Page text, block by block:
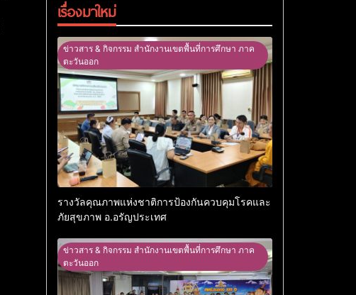
เรื่องมาใหม่
ข่าวสาร & กิจกรรม สำนักงานเขตพื้นที่การศึกษา ภาค
ตะวันออก
รางวัลคุณภาพแห่งชาติการป้องกันควบคุมโรคและ
ภัยสุขภาพ อ.อรัญประเทศ
ข่าวสาร & กิจกรรม สำนักงานเขตพื้นที่การศึกษา ภาค
ตะวันออก